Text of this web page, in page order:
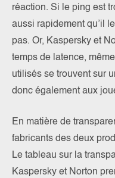
réaction. Si le ping est
aussi rapidement qu’il
pas. Or, Kaspersky et
temps de latence,
utilisés se trouvent sur
donc également aux
En matière de
fabricants des deux
Le tableau sur la
Kaspersky et Norton